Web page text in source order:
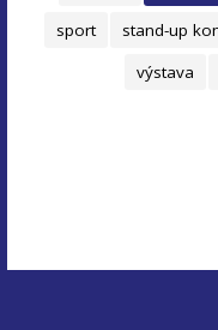
sport
stand-up
výstava